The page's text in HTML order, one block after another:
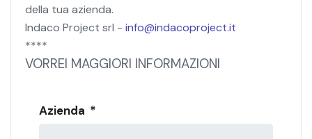
della tua azienda.
Indaco Project srl - info@indacoproject.it
****
VORREI MAGGIORI INFORMAZIONI
Azienda *